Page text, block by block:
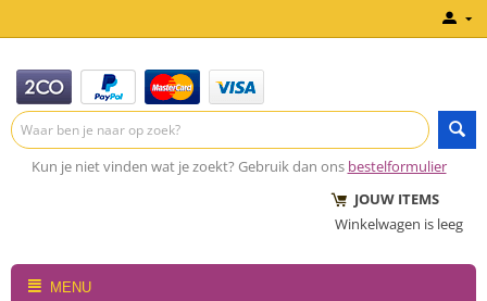
Kun je niet vinden wat je zoekt? Gebruik dan ons bestelformulier
JOUW ITEMS
Winkelwagen is leeg
MENU